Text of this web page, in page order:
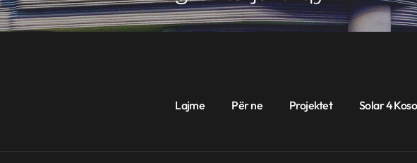
Lajme Për ne Projektet Solar 4